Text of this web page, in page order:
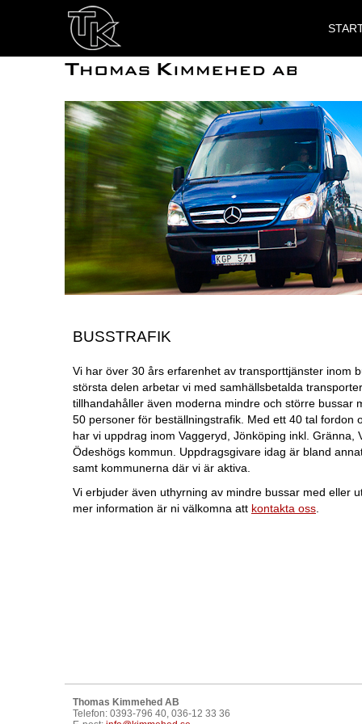
BUSSTRAFIK
Vi har över 30 års erfarenhet av transporttjänster inom
största delen arbetar vi med samhällsbetalda
tillhandahåller även moderna mindre och större bussar
50 personer för beställningstrafik. Med ett 40 tal fordon
har vi uppdrag inom Vaggeryd, Jönköping inkl. Gränna,
Ödeshögs kommun. Uppdragsgivare idag är bland
samt kommunerna där vi är aktiva.
Vi erbjuder även uthyrning av mindre bussar med eller
mer information är ni välkomna att kontakta oss
Thomas Kimmehed AB
Telefon: 0393-796 40, 036-12 33 36